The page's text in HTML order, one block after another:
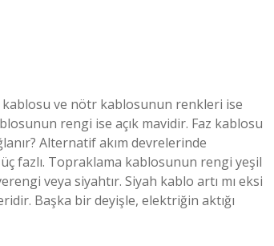
kablosu ve nötr kablosunun renkleri ise
rengi ise açık mavidir. Faz kablosu
Alternatif akım devrelerinde
fazlı. Topraklama kablosunun rengi yeşil
veya siyahtır. Siyah kablo artı mı eksi
Başka bir deyişle, elektriğin aktığı